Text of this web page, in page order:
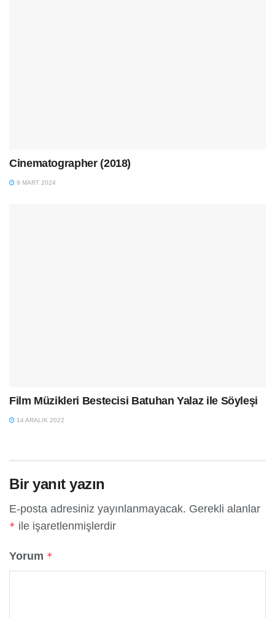
Cinematographer (2018)
9 MART 2024
Film Müzikleri Bestecisi Batuhan Yalaz ile Söyleşi
14 ARALIK 2022
Bir yanıt yazın
E-posta adresiniz yayınlanmayacak. Gerekli alanlar
* ile işaretlenmişlerdir
Yorum *